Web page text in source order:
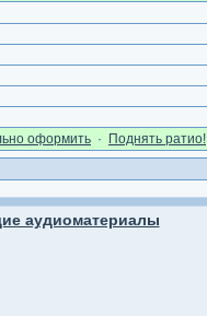
оформить · Поднять ратио!
аудиоматериалы